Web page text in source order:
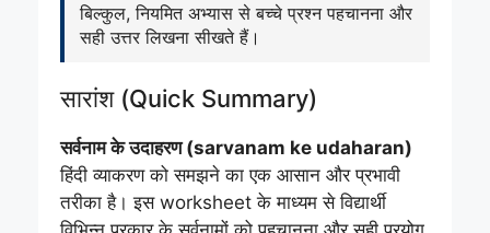
बिल्कुल, नियमित अभ्यास से बच्चे प्रश्न पहचानना और
सही उत्तर लिखना सीखते हैं।
सारांश (Quick Summary)
सर्वनाम के उदाहरण (sarvanam ke udaharan)
हिंदी व्याकरण को समझने का एक आसान और प्रभावी
तरीका है। इस worksheet के माध्यम से विद्यार्थी